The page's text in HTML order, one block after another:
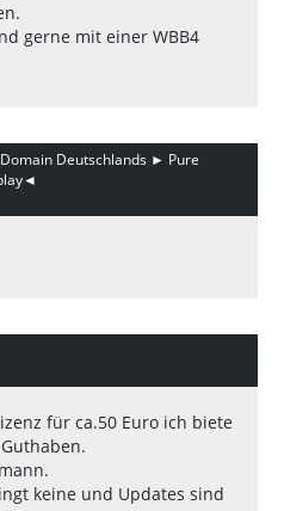
gerne mit einer WBB4
Deutschlands ► Pure
für ca.50 Euro ich biete
keine und Updates sind